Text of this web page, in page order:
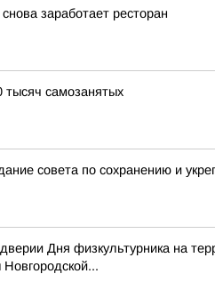
заработает ресторан
тысяч самозанятых
совета по сохранению и
Дня физкультурника на